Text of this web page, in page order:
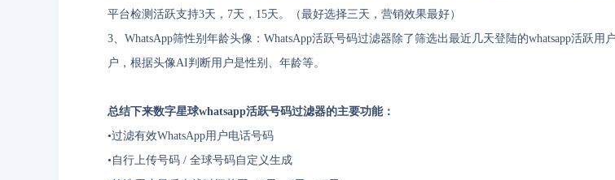
平台检测活跃支持3天，7天，15天。（最好选择三天，营销效果最好）
3、WhatsApp筛性别年龄头像：WhatsApp活跃号码过滤器除了筛选出最近几天登陆的whatsapp活跃用
户，根据头像AI判断用户是性别、年龄等。
总结下来数字星球whatsapp活跃号码过滤器的主要功能：
•过滤有效WhatsApp用户电话号码
• 自行上传号码 / 全球号码自定义生成